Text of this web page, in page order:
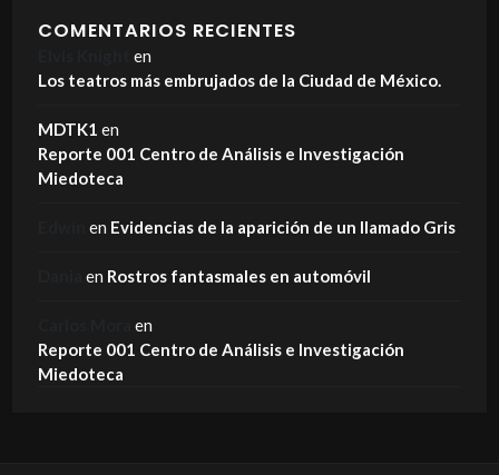
COMENTARIOS RECIENTES
en
Los teatros más embrujados de la Ciudad de México.
MDTK1 en
Reporte 001 Centro de Análisis e Investigación
Miedoteca
en Evidencias de la aparición de un llamado Gris
en Rostros fantasmales en automóvil
en
Reporte 001 Centro de Análisis e Investigación
Miedoteca